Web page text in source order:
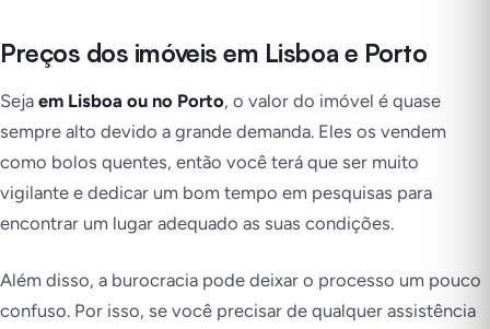
Preços dos imóveis em Lisboa e Porto
Seja em Lisboa ou no Porto, o valor do imóvel é quase
sempre alto devido a grande demanda. Eles os vendem
como bolos quentes, então você terá que ser muito
vigilante e dedicar um bom tempo em pesquisas para
encontrar um lugar adequado as suas condições.
Além disso, a burocracia pode deixar o processo um pouco
confuso. Por isso, se você precisar de qualquer assistência